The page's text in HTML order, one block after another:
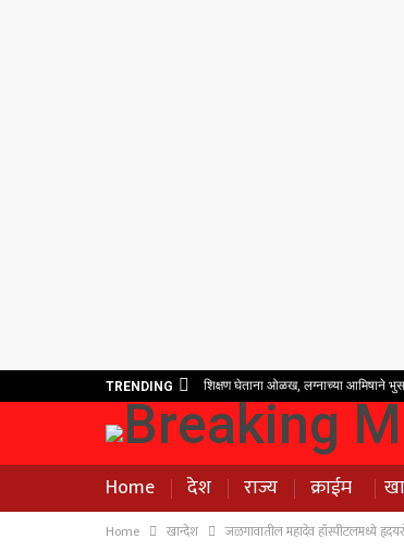
TRENDING शिक्षण घेताना ओळख, लग्नाच्या आमिषाने
Home देश राज्य क्राईम
Home खान्देश जळगावातील महादेव हॉस्पीटलमध्ये